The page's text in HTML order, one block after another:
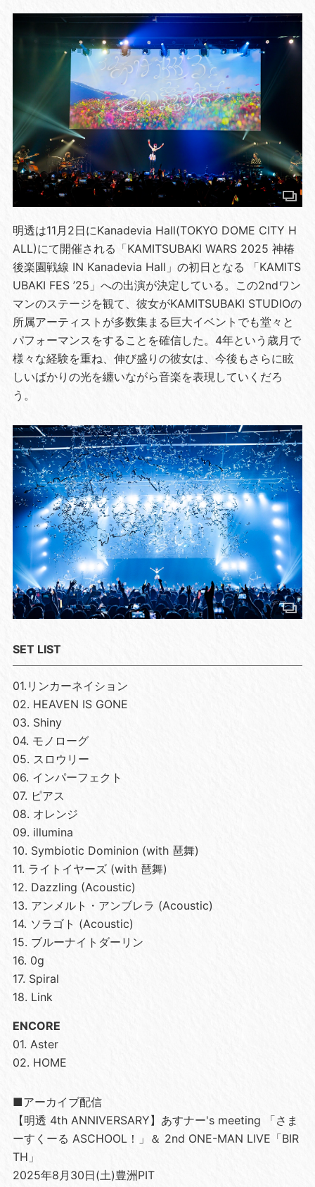
明透は11月2日にKanadevia Hall(TOKYO DOME CITY H
ALL)にて開催される「KAMITSUBAKI WARS 2025 神椿
後楽園戦線 IN Kanadevia Hall」の初日となる 「KAMITS
UBAKI FES ’25」への出演が決定している。この2ndワン
マンのステージを観て、彼女がKAMITSUBAKI STUDIOの
所属アーティストが多数集まる巨大イベントでも堂々と
パフォーマンスをすることを確信した。4年という歳月で
様々な経験を重ね、伸び盛りの彼女は、今後もさらに眩
しいばかりの光を纏いながら音楽を表現していくだろ
う。
SET LIST
01.リンカーネイション
02. HEAVEN IS GONE
03. Shiny
04. モノローグ
05. スロウリー
06. インパーフェクト
07. ピアス
08. オレンジ
09. illumina
10. Symbiotic Dominion (with 琶舞)
11. ライトイヤーズ (with 琶舞)
12. Dazzling (Acoustic)
13. アンメルト・アンブレラ (Acoustic)
14. ソラゴト (Acoustic)
15. ブルーナイトダーリン
16. 0g
17. Spiral
18. Link
ENCORE
01. Aster
02. HOME
■アーカイブ配信
【明透 4th ANNIVERSARY】あすナー's meeting 「さま
ーすくーる ASCHOOL！」＆ 2nd ONE-MAN LIVE「BIR
TH」
2025年8月30日(土)豊洲PIT